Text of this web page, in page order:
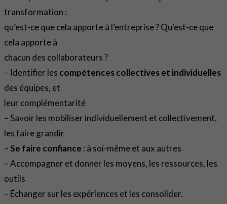
transformation :
qu’est-ce que cela apporte à l’entreprise ? Qu’est-ce que
cela apporte à
chacun des collaborateurs ?
– Identifier les compétences collectives et individuelles
des équipes, et
leur complémentarité
– Savoir les mobiliser individuellement et collectivement,
les faire grandir
–Se faire confiance : à soi-même et aux autres
– Accompagner et donner les moyens, les ressources, les
outils
– Échanger sur les expériences et les consolider.